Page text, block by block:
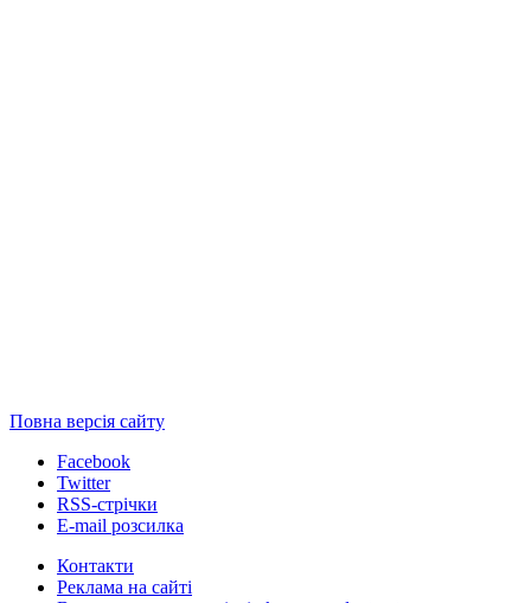
Повна версія сайту
Facebook
Twitter
RSS-стрічки
E-mail розсилка
Контакти
Реклама на сайті